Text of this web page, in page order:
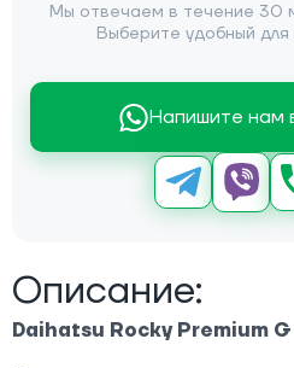
Мы отвечаем в течение 30
Выберите удобный для
Напишите нам
Описание:
Daihatsu Rocky Premium